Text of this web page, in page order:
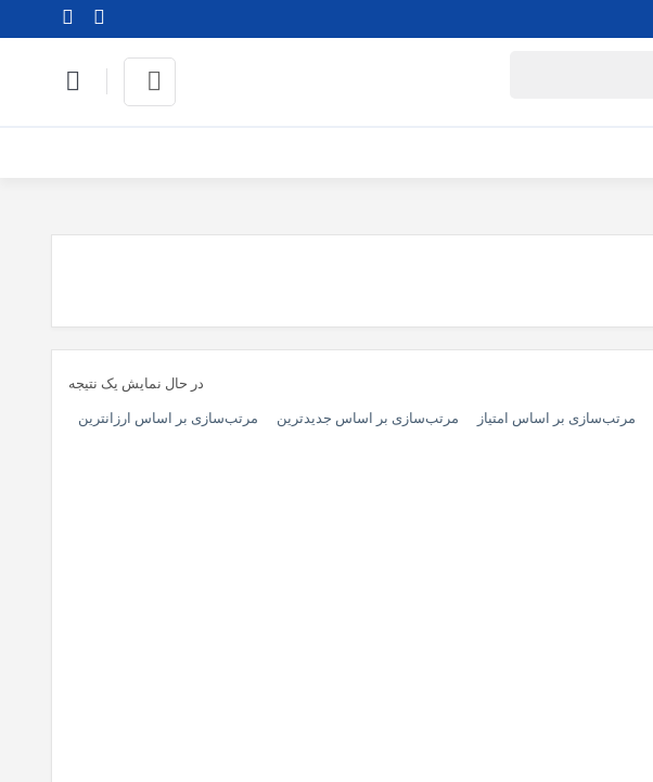
در حال نمایش یک نتیجه
مرتب‌سازی بر اساس امتیاز مرتب‌سازی بر اساس جدیدترین
مرتب‌سازی بر اساس ارزانترین